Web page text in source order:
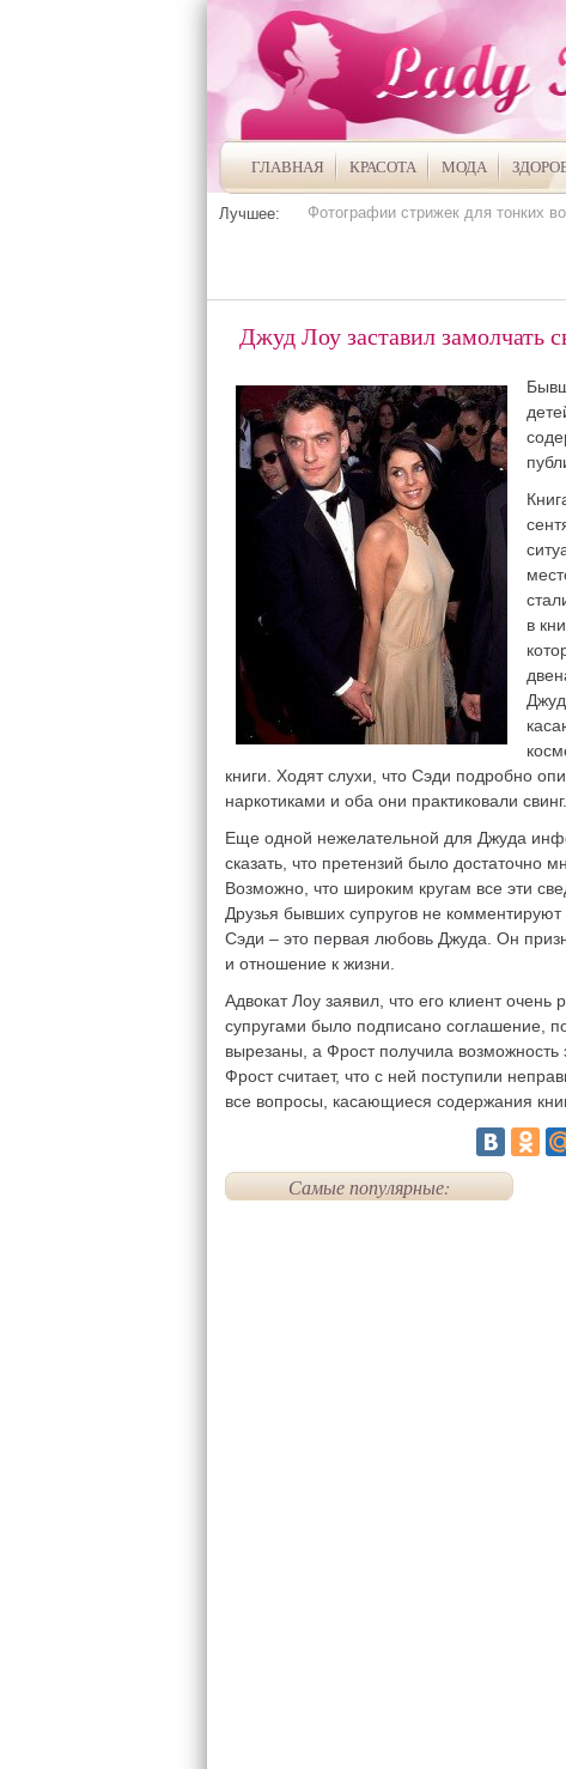
ГЛАВНАЯ КРАСОТА МОДА
ЭНЦИКЛОПЕДИЯ КАМНЕЙ
Лучшее: Фотографии стрижек для тонких
Джуд Лоу заставил замолчать
в
книги. Ходят слухи, что Сэди подробно
наркотиками и оба они практиковали свинг.
Еще одной нежелательной для Джуда
сказать, что претензий было достаточно
Возможно, что широким кругам все эти
Друзья бывших супругов не
Сэди – это первая любовь Джуда. Он
и отношение к жизни.
Адвокат Лоу заявил, что его клиент
супругами было подписано соглашение,
вырезаны, а Фрост получила
Фрост считает, что с ней поступили
все вопросы, касающиеся содержания
Самые популярные: